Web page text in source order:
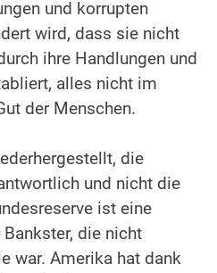
und korrupten
wird, dass sie nicht
ihre Handlungen und
alles nicht im
der Menschen.
die
und nicht die
ist eine
die nicht
war. Amerika hat dank